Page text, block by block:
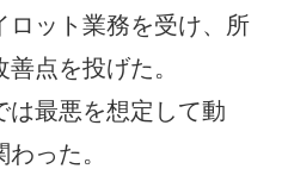
ット業務を受け、所
点を投げた。
最悪を想定して動
った。